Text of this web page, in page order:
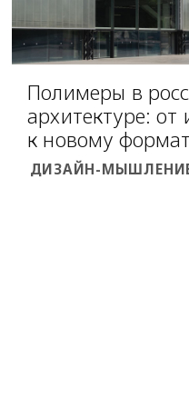
Полимеры в
архитектуре:
к новому
ДИЗАЙН-